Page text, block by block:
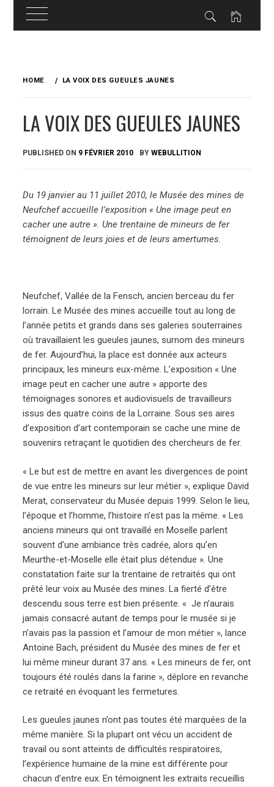
HOME LA VOIX DES GUEULES JAUNES
LA VOIX DES GUEULES JAUNES
PUBLISHED ON 9 FÉVRIER 2010 BYWEBULLITION
Du 19 janvier au 11 juillet 2010, le Musée des mines de
Neufchef accueille l’exposition « Une image peut en
cacher une autre ». Une trentaine de mineurs de fer
témoignent de leurs joies et de leurs amertumes.
Neufchef, Vallée de la Fensch, ancien berceau du fer
lorrain. Le Musée des mines accueille tout au long de
l’année petits et grands dans ses galeries souterraines
où travaillaient les gueules jaunes, surnom des mineurs
de fer. Aujourd’hui, la place est donnée aux acteurs
principaux, les mineurs eux-même. L’exposition « Une
image peut en cacher une autre » apporte des
témoignages sonores et audiovisuels de travailleurs
issus des quatre coins de la Lorraine. Sous ses aires
d’exposition d’art contemporain se cache une mine de
souvenirs retraçant le quotidien des chercheurs de fer.
« Le but est de mettre en avant les divergences de point
de vue entre les mineurs sur leur métier », explique David
Merat, conservateur du Musée depuis 1999. Selon le lieu,
l’époque et l’homme, l’histoire n’est pas la même. « Les
anciens mineurs qui ont travaillé en Moselle parlent
souvent d’une ambiance très cadrée, alors qu’en
Meurthe-et-Moselle elle était plus détendue ». Une
constatation faite sur la trentaine de retraités qui ont
prêté leur voix au Musée des mines. La fierté d’être
descendu sous terre est bien présente. « Je n’aurais
jamais consacré autant de temps pour le musée si je
n’avais pas la passion et l’amour de mon métier », lance
Antoine Bach, président du Musée des mines de fer et
lui même mineur durant 37 ans. « Les mineurs de fer, ont
toujours été roulés dans la farine », déplore en revanche
ce retraité en évoquant les fermetures.
Les gueules jaunes n’ont pas toutes été marquées de la
même manière. Si la plupart ont vécu un accident de
travail ou sont atteints de difficultés respiratoires,
l’expérience humaine de la mine est différente pour
chacun d’entre eux. En témoignent les extraits recueillis